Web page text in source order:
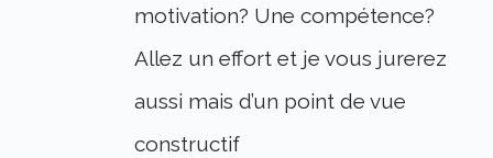
motivation? Une compétence?
Allez un effort et je vous jurerez
aussi mais d’un point de vue
constructif